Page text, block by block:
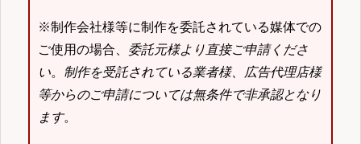
※制作会社様等に制作を委託されている媒体での
ご使用の場合、 委託元様より直接ご申請くださ
い。 制作を受託されている業者様、広告代理店様
等からのご申請については無条件で非承認となり
ます。